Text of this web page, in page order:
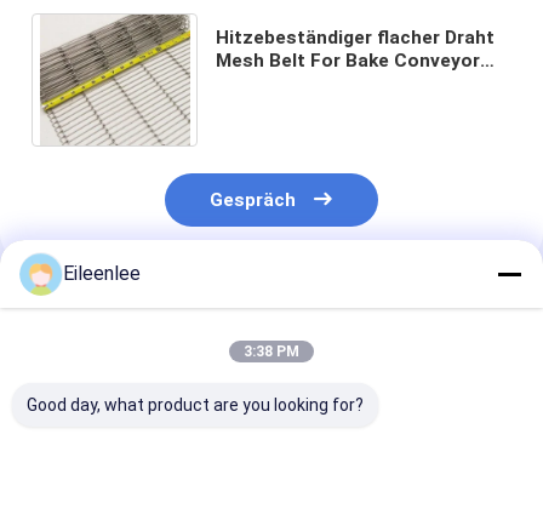
Hitzebeständiger flacher Draht
Mesh Belt For Bake Conveyor
Gespräch
Empfohlene Produkte
Eileenlee
3:38 PM
Good day, what product are you looking for?